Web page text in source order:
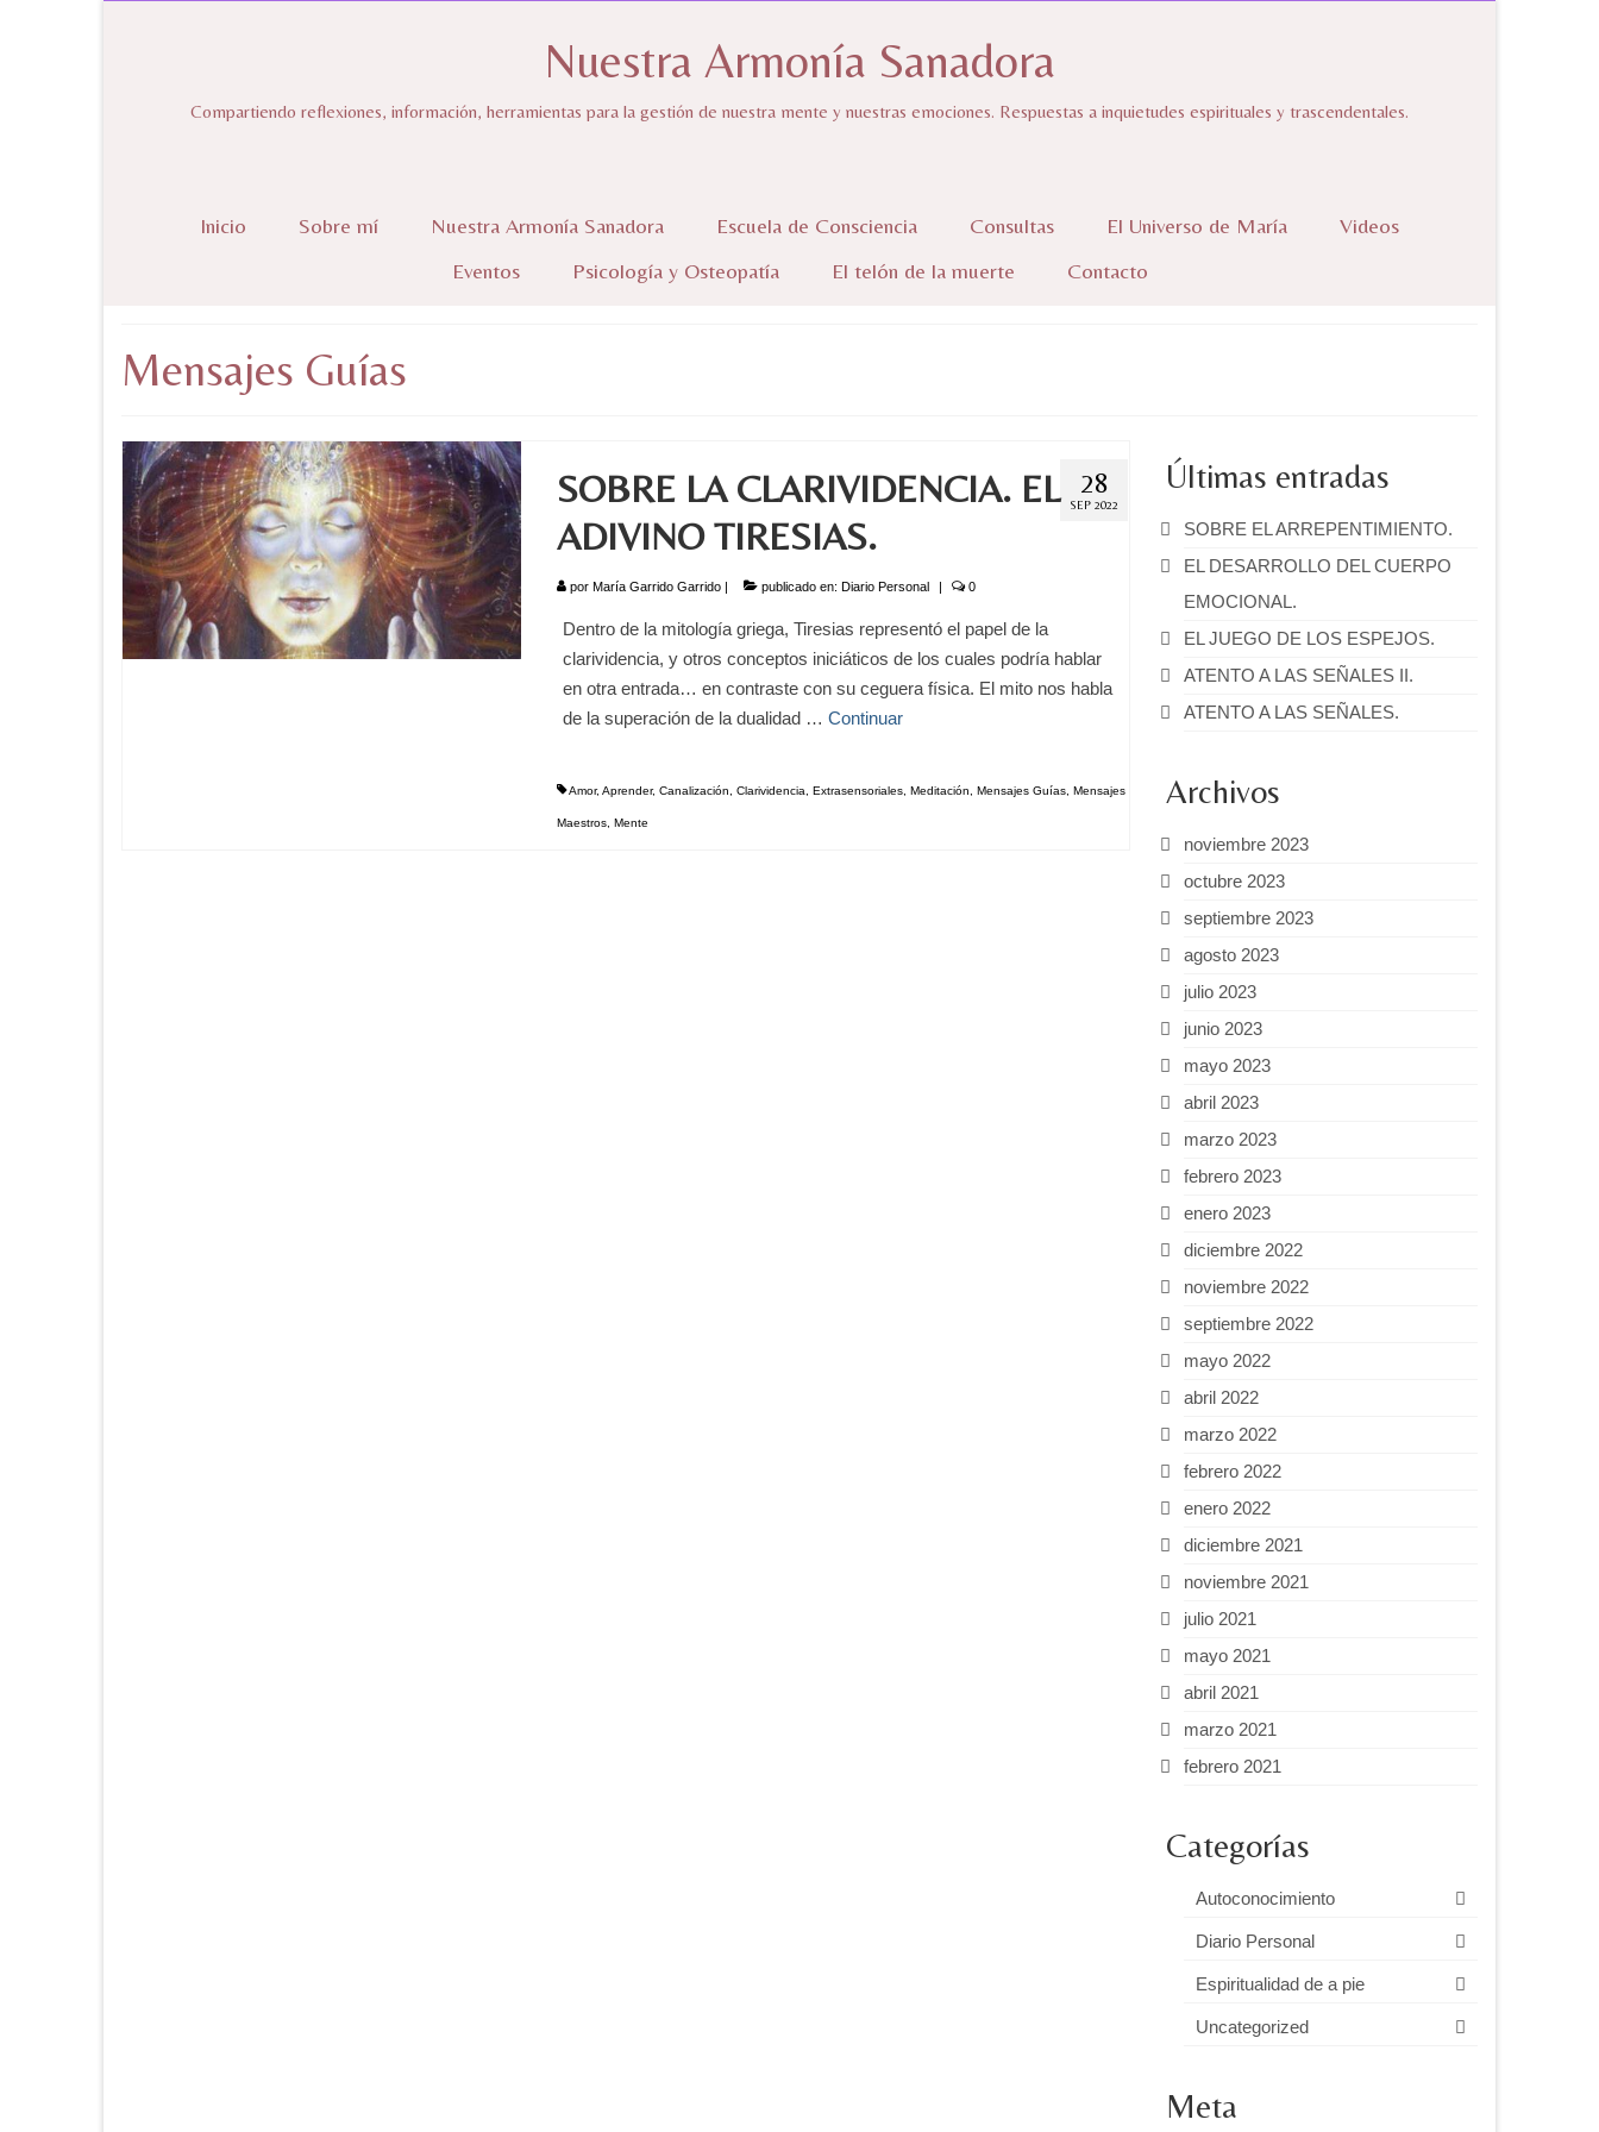
Nuestra Armonía Sanadora
Compartiendo reflexiones, información, herramientas para la gestión de nuestra mente y nuestras emociones. Respuestas a inquietudes espirituales y trascendentales.
Inicio Sobre mí Nuestra Armonía Sanadora Escuela de Consciencia Consultas El Universo de María
Videos
Eventos
Psicología y Osteopatía El telón de la muerte Contacto
Mensajes Guías
28
SEP 2022
SOBRE LA CLARIVIDENCIA. EL
ADIVINO TIRESIAS.
por María Garrido Garrido| publicado en: Diario Personal | 0
Dentro de la mitología griega, Tiresias representó el papel de la
clarividencia, y otros conceptos iniciáticos de los cuales podría hablar
en otra entrada… en contraste con su ceguera física. El mito nos habla
de la superación de la dualidad … Continuar
Amor, Aprender, Canalización Clarividencia Extrasensoriales, Meditación Mensajes Guías, Mensajes
Maestros, Mente
Últimas entradas
SOBRE EL ARREPENTIMIENTO.
EL DESARROLLO DEL CUERPO
EMOCIONAL.
EL JUEGO DE LOS ESPEJOS.
ATENTO A LAS SEÑALES II.
ATENTO A LAS SEÑALES.
Archivos
noviembre 2023
octubre 2023
septiembre 2023
agosto 2023
julio 2023
junio 2023
mayo 2023
abril 2023
marzo 2023
febrero 2023
enero 2023
diciembre 2022
noviembre 2022
septiembre 2022
mayo 2022
abril 2022
marzo 2022
febrero 2022
enero 2022
diciembre 2021
noviembre 2021
julio 2021
mayo 2021
abril 2021
marzo 2021
febrero 2021
Categorías
Autoconocimiento
Diario Personal
Espiritualidad de a pie
Uncategorized
Meta